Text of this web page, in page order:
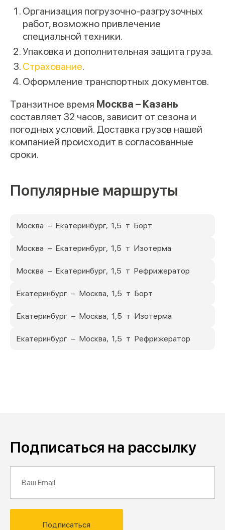
Организация погрузочно-разгрузочных
работ, возможно привлечение
специальной техники.
Упаковка и дополнительная защита груза.
Страхование.
Оформление транспортных документов.
Транзитное время Москва – Казань
составляет 32 часов, зависит от сезона и
погодных условий. Доставка грузов нашей
компанией происходит в согласованные
сроки.
Популярные маршруты
Москва – Екатеринбург, 1,5 т Борт
Москва – Екатеринбург, 1,5 т Изотерма
Москва – Екатеринбург, 1,5 т Рефрижератор
Екатеринбург – Москва, 1,5 т Борт
Екатеринбург – Москва, 1,5 т Изотерма
Екатеринбург – Москва, 1,5 т Рефрижератор
Подписаться на рассылку
Подписаться